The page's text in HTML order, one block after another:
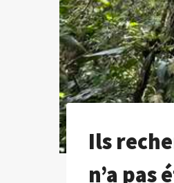
Ils
n’a pas